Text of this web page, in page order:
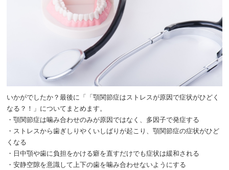
いかがでしたか？最後に「「顎関節症はストレスが原因で症状がひどく
なる？！」についてまとめます。
・顎関節症は噛み合わせのみが原因ではなく、多因子で発症する
・ストレスから歯ぎしりやくいしばりが起こり、顎関節症の症状がひど
くなる
・日中顎や歯に負担をかける癖を直すだけでも症状は緩和される
・安静空隙を意識して上下の歯を噛み合わせないようにする